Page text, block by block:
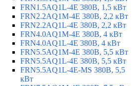
FRN1.5AQ1L-4E 380В, 1,5 кВт
FRN2.2AQ1M-4E 380В, 2,2 кВт
FRN2.2AQ1L-4E 380В, 2,2 кВт
FRN4.0AQ1M-4E 380В, 4 кВт
FRN4.0AQ1L-4E 380В, 4 кВт
FRN5.5AQ1M-4E 380В, 5,5 кВт
FRN5.5AQ1L-4E 380В, 5,5 кВт
FRN5.5AQ1L-4E-MS 380В, 5,5
кВт